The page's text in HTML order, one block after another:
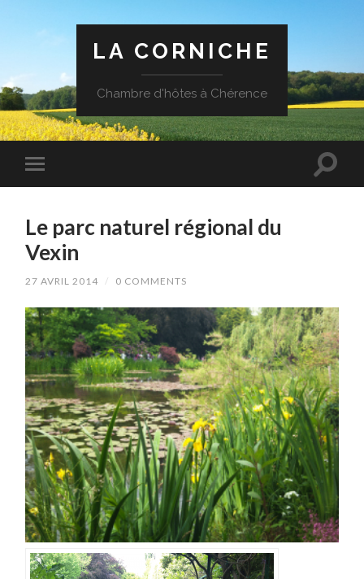
LA CORNICHE
Chambre d'hôtes à Chérence
Le parc naturel régional du
Vexin
27 AVRIL 2014 / 0 COMMENTS